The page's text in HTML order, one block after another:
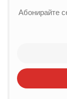
Абонирайте